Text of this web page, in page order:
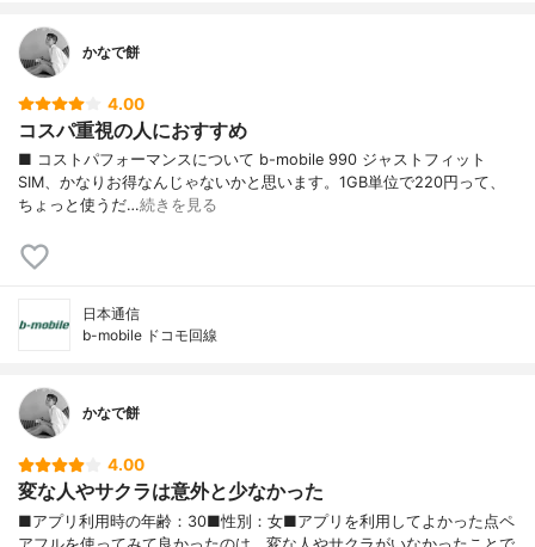
かなで餅
4.00
コスパ重視の人におすすめ
■ コストパフォーマンスについて b-mobile 990 ジャストフィット
SIM、かなりお得なんじゃないかと思います。1GB単位で220円って、
ちょっと使うだ…続きを見る
日本通信
b-mobile ドコモ回線
かなで餅
4.00
変な人やサクラは意外と少なかった
■アプリ利用時の年齢：30■性別：女■アプリを利用してよかった点ペ